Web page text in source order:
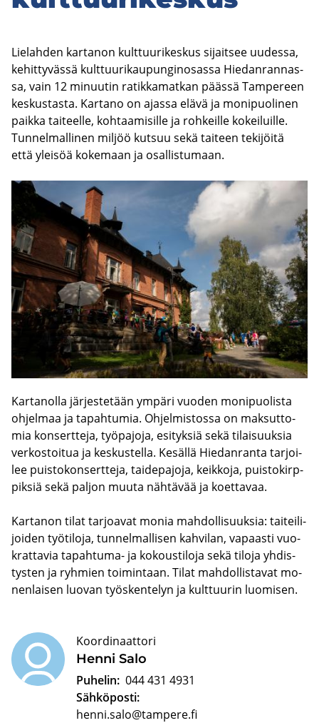
Lie­lah­den kar­ta­non kult­tuu­ri­kes­kus si­jait­see uu­des­sa,
ke­hit­ty­väs­sä kult­tuu­ri­kau­pun­gin­osas­sa Hie­dan­ran­nas­
sa, vain 12 mi­nuu­tin ra­tik­ka­mat­kan pääs­sä Tam­pe­reen
kes­kus­tas­ta. Kar­ta­no on ajas­sa elävä ja mo­ni­puo­li­nen
paik­ka tai­teel­le, koh­taa­mi­sil­le ja roh­keil­le ko­kei­luil­le.
Tun­nel­mal­li­nen mil­jöö kut­suu sekä tai­teen te­ki­jöi­tä
että ylei­söä ko­ke­maan ja osal­lis­tu­maan.
Kar­ta­nol­la jär­jes­te­tään ym­pä­ri vuo­den mo­ni­puo­lis­ta
oh­jel­maa ja ta­pah­tu­mia. Oh­jel­mis­tos­sa on mak­sut­to­
mia kon­sert­te­ja, työ­pa­jo­ja, esi­tyk­siä sekä ti­lai­suuk­sia
ver­kos­toi­tua ja kes­kus­tel­la. Ke­säl­lä Hie­dan­ran­ta tar­joi­
lee puis­to­kon­sert­te­ja, tai­de­pa­jo­ja, keik­ko­ja, puis­to­kirp­
pik­siä sekä pal­jon muuta näh­tä­vää ja koet­ta­vaa.
Kar­ta­non tilat tar­joa­vat monia mah­dol­li­suuk­sia: tai­tei­li­
joi­den työ­ti­lo­ja, tun­nel­mal­li­sen kah­vi­lan, va­paas­ti vuo­
krat­ta­via tapahtuma-​ ja ko­kous­ti­lo­ja sekä ti­lo­ja yh­dis­
tys­ten ja ryh­mien toi­min­taan. Tilat mah­dol­lis­ta­vat mo­
nen­lai­sen luo­van työs­ken­te­lyn ja kult­tuu­rin luo­mi­sen.
Henni Salo
Koordinaattori
Puhelin: 044 431 4931
Sähköposti:
henni.salo@tampere.fi